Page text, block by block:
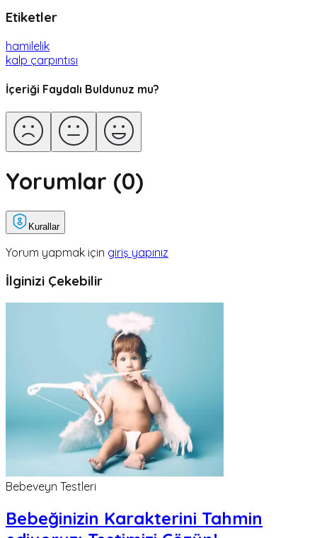
Etiketler
hamilelik
kalp çarpıntısı
İçeriği Faydalı Buldunuz mu?
Yorumlar (0)
Kurallar
Yorum yapmak için giriş yapınız
İlginizi Çekebilir
Bebeveyn Testleri
Bebeğinizin Karakterini Tahmin